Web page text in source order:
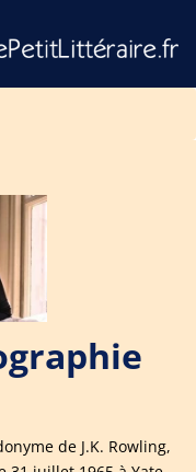
de J.K. Rowling,